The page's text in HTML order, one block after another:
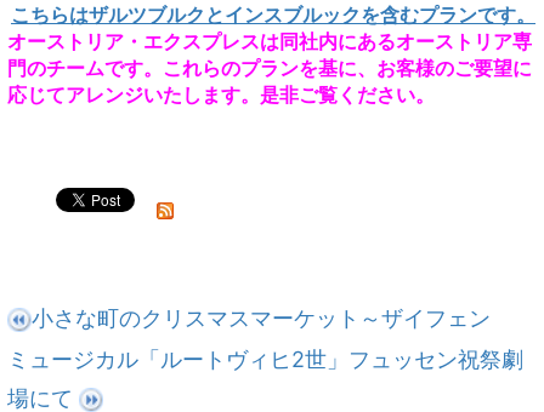
こちらはザルツブルクとインスブルックを含むプランです。
オーストリア・エクスプレスは同社内にあるオーストリア専
門のチームです。これらのプランを基に、お客様のご要望に
応じてアレンジいたします。是非ご覧ください。
小さな町のクリスマスマーケット～ザイフェン
ミュージカル「ルートヴィヒ2世」フュッセン祝祭劇
場にて